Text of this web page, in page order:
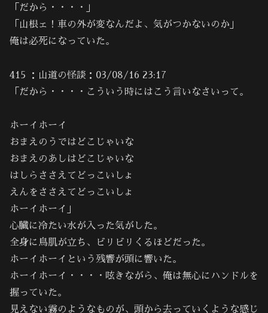
「だから・・・・」
「山根ェ！車の外が変なんだよ、気がつかないのか」
俺は必死になっていた。
415 ：山道の怪談：03/08/16 23:17
「だから・・・・こういう時にはこう言いなさいって。
ホーイホーイ
おまえのうではどこじゃいな
おまえのあしはどこじゃいな
はしらささえてどっこいしょ
えんをささえてどっこいしょ
ホーイホーイ」
心臓に冷たい水が入った気がした。
全身に鳥肌が立ち、ビリビリくるほどだった。
ホーイホーイという残響が頭に響いた。
ホーイホーイ・・・・呟きながら、俺は無心にハンドルを
握っていた。
見えない霧のようなものが、頭から去っていくような感じ